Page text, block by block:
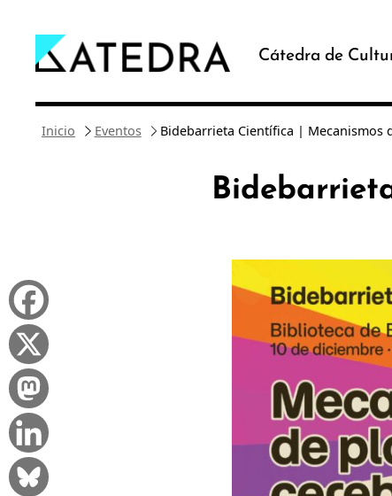
contenido
Cátedra de
Inicio Eventos Bidebarrieta Científica | Mecanismos